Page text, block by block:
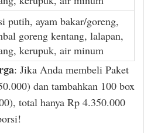
putih, ayam bakar/goreng,
goreng kentang, lalapan,
kerupuk, air minum
: Jika Anda membeli Paket
dan tambahkan 100 box
total hanya Rp 4.350.000